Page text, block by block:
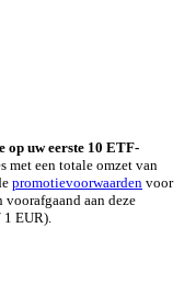
op uw eerste 10 ETF-
met een totale omzet van
promotievoorwaarden voor
aan deze
1 EUR).